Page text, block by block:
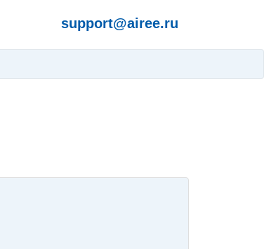
support@airee.ru